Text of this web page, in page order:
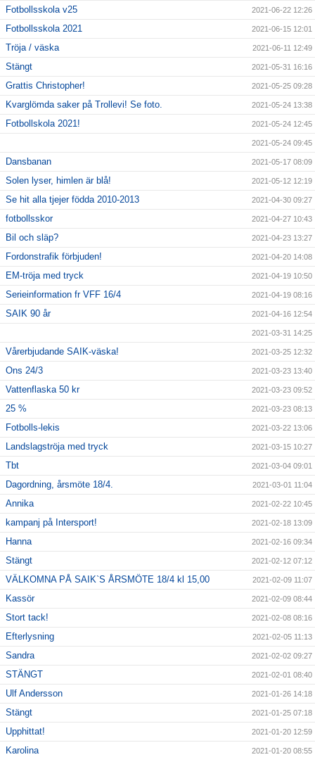
Fotbollsskola v25 2021-06-22 12:26
Fotbollsskola 2021 2021-06-15 12:01
Tröja / väska 2021-06-11 12:49
Stängt 2021-05-31 16:16
Grattis Christopher! 2021-05-25 09:28
Kvarglömda saker på Trollevi! Se foto. 2021-05-24 13:38
Fotbollskola 2021! 2021-05-24 12:45
2021-05-24 09:45
Dansbanan 2021-05-17 08:09
Solen lyser, himlen är blå! 2021-05-12 12:19
Se hit alla tjejer födda 2010-2013 2021-04-30 09:27
fotbollsskor 2021-04-27 10:43
Bil och släp? 2021-04-23 13:27
Fordonstrafik förbjuden! 2021-04-20 14:08
EM-tröja med tryck 2021-04-19 10:50
Serieinformation fr VFF 16/4 2021-04-19 08:16
SAIK 90 år 2021-04-16 12:54
2021-03-31 14:25
Vårerbjudande SAIK-väska! 2021-03-25 12:32
Ons 24/3 2021-03-23 13:40
Vattenflaska 50 kr 2021-03-23 09:52
25 % 2021-03-23 08:13
Fotbolls-lekis 2021-03-22 13:06
Landslagströja med tryck 2021-03-15 10:27
Tbt 2021-03-04 09:01
Dagordning, årsmöte 18/4. 2021-03-01 11:04
Annika 2021-02-22 10:45
kampanj på Intersport! 2021-02-18 13:09
Hanna 2021-02-16 09:34
Stängt 2021-02-12 07:12
VÄLKOMNA PÅ SAIK`S ÅRSMÖTE 18/4 kl 15,00 2021-02-09 11:07
Kassör 2021-02-09 08:44
Stort tack! 2021-02-08 08:16
Efterlysning 2021-02-05 11:13
Sandra 2021-02-02 09:27
STÄNGT 2021-02-01 08:40
Ulf Andersson 2021-01-26 14:18
Stängt 2021-01-25 07:18
Upphittat! 2021-01-20 12:59
Karolina 2021-01-20 08:55